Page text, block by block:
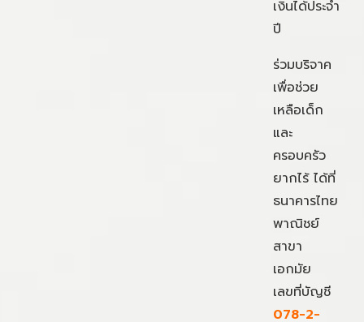
เงินได้ประจำ
ปี
ร่วมบริจาค
เพื่อช่วย
เหลือเด็ก
และ
ครอบครัว
ยากไร้ ได้ที่
ธนาคารไทย
พาณิชย์
สาขา
เอกมัย
เลขที่บัญชี
078-2-